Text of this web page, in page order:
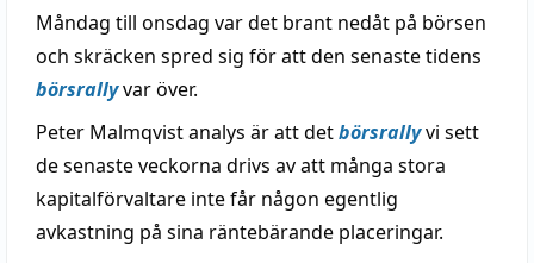
Måndag till onsdag var det brant nedåt på börsen
och skräcken spred sig för att den senaste tidens
börsrallyvar över.
Peter Malmqvist analys är att detbörsrallyvi sett
de senaste veckorna drivs av att många stora
kapitalförvaltare inte får någon egentlig
avkastning på sina räntebärande placeringar.